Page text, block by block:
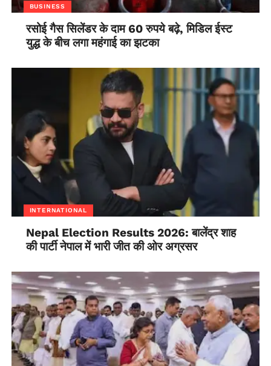
BUSINESS
रसोई गैस सिलेंडर के दाम 60 रुपये बढ़े, मिडिल ईस्ट
युद्ध के बीच लगा महंगाई का झटका
INTERNATIONAL
Nepal Election Results 2026: बालेंद्र शाह
की पार्टी नेपाल में भारी जीत की ओर अग्रसर